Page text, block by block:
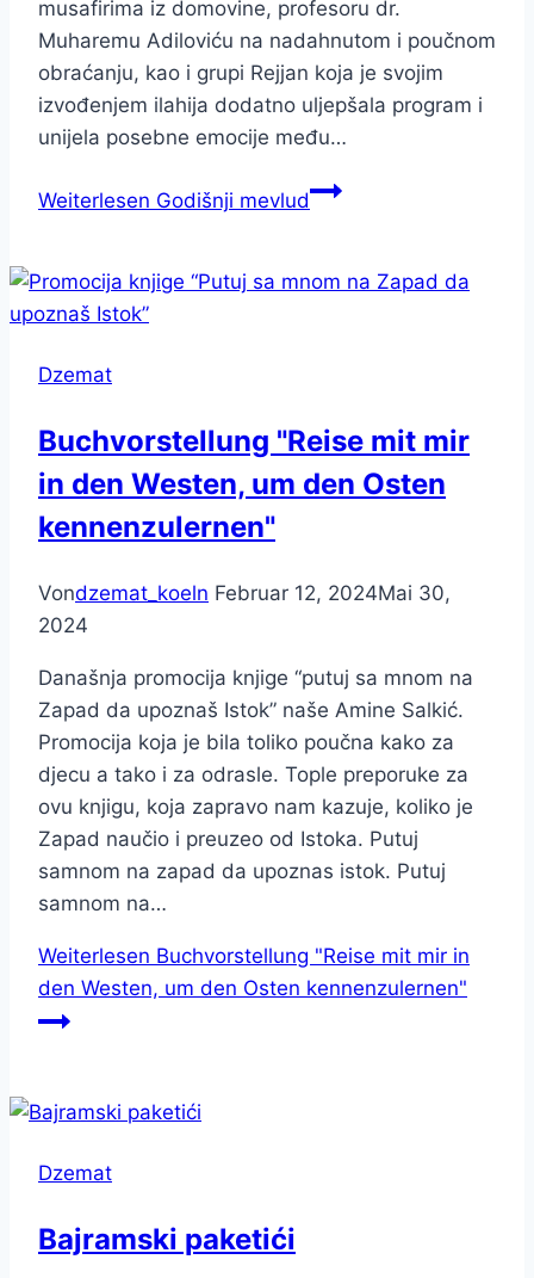
musafirima iz domovine, profesoru dr.
Muharemu Adiloviću na nadahnutom i poučnom
obraćanju, kao i grupi Rejjan koja je svojim
izvođenjem ilahija dodatno uljepšala program i
unijela posebne emocije među…
Weiterlesen Godišnji mevlud
Dzemat
Buchvorstellung "Reise mit mir
in den Westen, um den Osten
kennenzulernen"
Vondzemat_koeln Februar 12, 2024Mai 30,
2024
Današnja promocija knjige “putuj sa mnom na
Zapad da upoznaš Istok” naše Amine Salkić.
Promocija koja je bila toliko poučna kako za
djecu a tako i za odrasle. Tople preporuke za
ovu knjigu, koja zapravo nam kazuje, koliko je
Zapad naučio i preuzeo od Istoka. Putuj
samnom na zapad da upoznas istok. Putuj
samnom na…
Weiterlesen Buchvorstellung "Reise mit mir in
den Westen, um den Osten kennenzulernen"
Dzemat
Bajramski paketići